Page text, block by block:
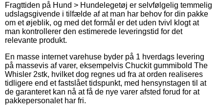
Fragttiden på Hund > Hundelegetøj er selvfølgelig temmelig
udslagsgivende i tilfælde af at man har behov for din pakke
om et øjeblik, og med det formål er det uden tvivl klogt at
man kontrollerer den estimerede leveringstid for det
relevante produkt.
En masse internet varehuse byder på 1 hverdags levering
på massevis af varer, eksempelvis Chuckit gummibold The
Whisler 2stk, hvilket dog regnes ud fra at orden realiseres
tidligere end et fastslået tidspunkt, med hensynstagen til at
de garanteret kan nå at få de nye varer afsted forud for at
pakkepersonalet har fri.